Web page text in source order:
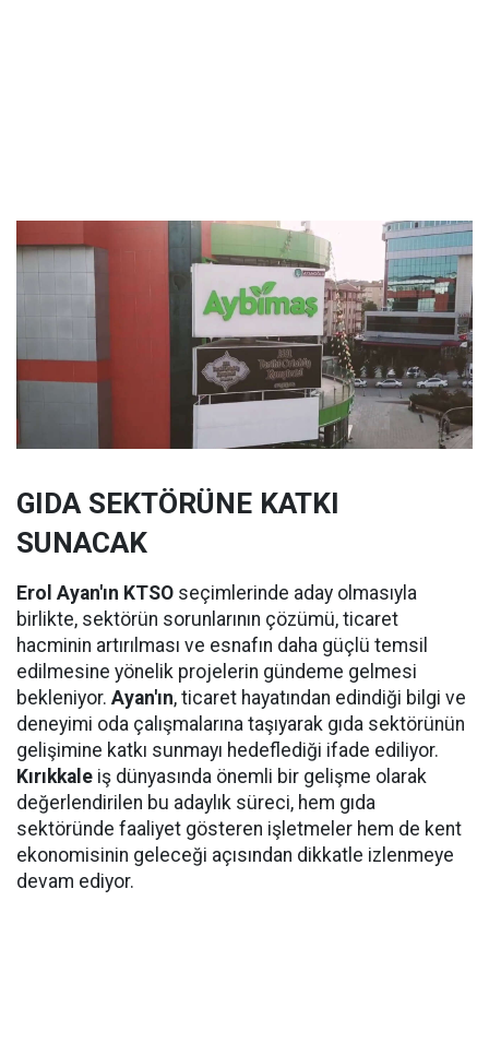
GIDA SEKTÖRÜNE KATKI
SUNACAK
Erol Ayan'ın KTSO seçimlerinde aday olmasıyla
birlikte, sektörün sorunlarının çözümü, ticaret
hacminin artırılması ve esnafın daha güçlü temsil
edilmesine yönelik projelerin gündeme gelmesi
bekleniyor. Ayan'ın, ticaret hayatından edindiği bilgi ve
deneyimi oda çalışmalarına taşıyarak gıda sektörünün
gelişimine katkı sunmayı hedeflediği ifade ediliyor.
Kırıkkale iş dünyasında önemli bir gelişme olarak
değerlendirilen bu adaylık süreci, hem gıda
sektöründe faaliyet gösteren işletmeler hem de kent
ekonomisinin geleceği açısından dikkatle izlenmeye
devam ediyor.